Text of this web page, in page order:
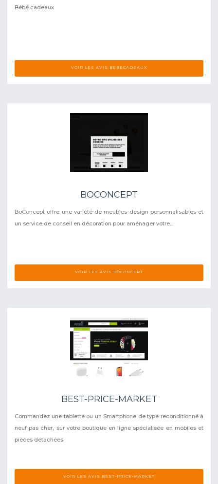
Bébé cadeaux
VOIR LES AVIS BEBECADEAUX
BOCONCEPT
BoConcept offre une variété de meubles design personnalisables et
un service de conseil en décoration pour aménager votre...
VOIR LES AVIS BOCONCEPT
BEST-PRICE-MARKET
Commandez une tablette ou un Smartphone de type reconditionné à
neuf pas cher, sur votre boutique en ligne spécialisée en mobiles et
pièces détachées
VOIR LES AVIS BEST-PRICE-MARKET